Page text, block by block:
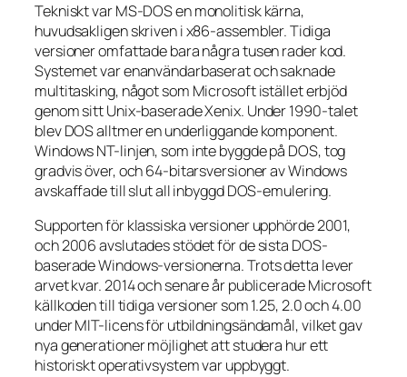
Tekniskt var MS-DOS en monolitisk kärna,
huvudsakligen skriven i x86-assembler. Tidiga
versioner omfattade bara några tusen rader kod.
Systemet var enanvändarbaserat och saknade
multitasking, något som Microsoft istället erbjöd
genom sitt Unix-baserade Xenix. Under 1990-talet
blev DOS alltmer en underliggande komponent.
Windows NT-linjen, som inte byggde på DOS, tog
gradvis över, och 64-bitarsversioner av Windows
avskaffade till slut all inbyggd DOS-emulering.
Supporten för klassiska versioner upphörde 2001,
och 2006 avslutades stödet för de sista DOS-
baserade Windows-versionerna. Trots detta lever
arvet kvar. 2014 och senare år publicerade Microsoft
källkoden till tidiga versioner som 1.25, 2.0 och 4.00
under MIT-licens för utbildningsändamål, vilket gav
nya generationer möjlighet att studera hur ett
historiskt operativsystem var uppbyggt.